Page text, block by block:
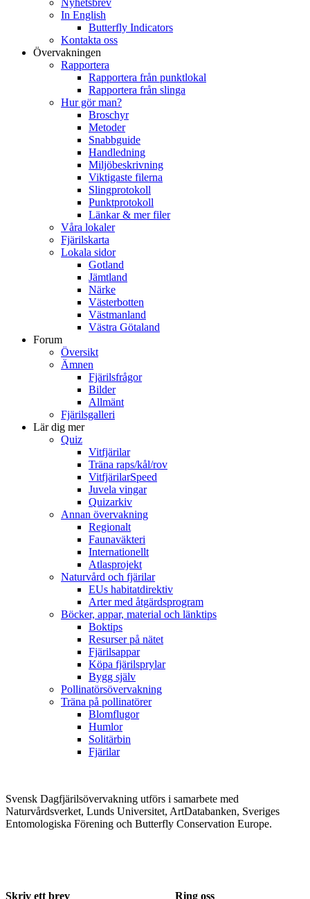
In English
Butterfly Indicators
Kontakta oss
Övervakningen
Rapportera
Rapportera från punktlokal
Rapportera från slinga
Hur gör man?
Broschyr
Metoder
Snabbguide
Handledning
Miljöbeskrivning
Viktigaste filerna
Slingprotokoll
Punktprotokoll
Länkar & mer filer
Våra lokaler
Fjärilskarta
Lokala sidor
Gotland
Jämtland
Närke
Västerbotten
Västmanland
Västra Götaland
Forum
Översikt
Ämnen
Fjärilsfrågor
Bilder
Allmänt
Fjärilsgalleri
Lär dig mer
Quiz
Vitfjärilar
Träna raps/kål/rov
VitfjärilarSpeed
Juvela vingar
Quizarkiv
Annan övervakning
Regionalt
Faunaväkteri
Internationellt
Atlasprojekt
Naturvård och fjärilar
EUs habitatdirektiv
Arter med åtgärdsprogram
Böcker, appar, material och länktips
Boktips
Resurser på nätet
Fjärilsappar
Köpa fjärilsprylar
Bygg själv
Pollinatörsövervakning
Träna på pollinatörer
Blomflugor
Humlor
Solitärbin
Fjärilar
Svensk Dagfjärilsövervakning utförs i samarbete med
Naturvårdsverket, Lunds Universitet, ArtDatabanken, Sveriges
Entomologiska Förening och Butterfly Conservation Europe.
Skriv ett brev Ring oss